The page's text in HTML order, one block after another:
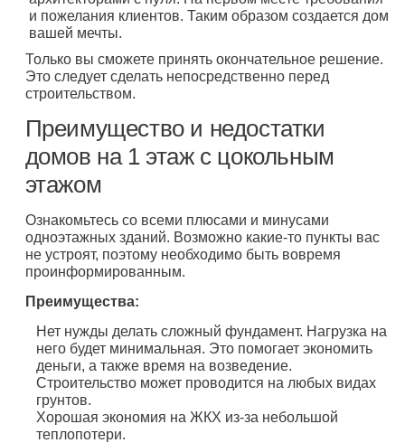
и пожелания клиентов. Таким образом создается дом
вашей мечты.
Только вы сможете принять окончательное решение.
Это следует сделать непосредственно перед
строительством.
Преимущество и недостатки
домов на 1 этаж с цокольным
этажом
Ознакомьтесь со всеми плюсами и минусами
одноэтажных зданий. Возможно какие-то пункты вас
не устроят, поэтому необходимо быть вовремя
проинформированным.
Преимущества:
Нет нужды делать сложный фундамент. Нагрузка на
него будет минимальная. Это помогает экономить
деньги, а также время на возведение.
Строительство может проводится на любых видах
грунтов.
Хорошая экономия на ЖКХ из-за небольшой
теплопотери.